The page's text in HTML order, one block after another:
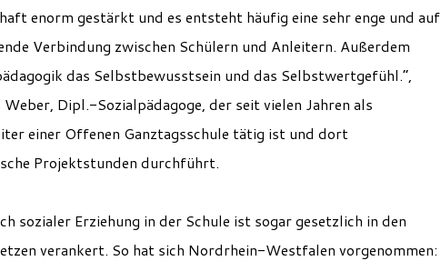
enorm gestärkt und es entsteht häufig eine sehr enge und auf
Verbindung zwischen Schülern und Anleitern. Außerdem
das Selbstbewusstsein und das Selbstwertgefühl.“,
Dipl.-Sozialpädagoge, der seit vielen Jahren als
einer Offenen Ganztagsschule tätig ist und dort
Projektstunden durchführt.
sozialer Erziehung in der Schule ist sogar gesetzlich in den
verankert. So hat sich Nordrhein-Westfalen vorgenommen: